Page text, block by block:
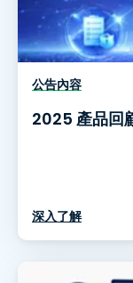
公告內容
2025 產品回
深入了解